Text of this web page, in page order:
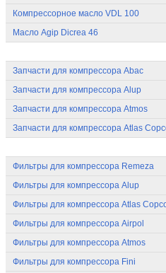
Компрессорное масло VDL 100
Масло Agip Dicrea 46
Запчасти для компрессора Abac
Запчасти для компрессора Alup
Запчасти для компрессора Atmos
Запчасти для компрессора Atlas
Фильтры для компрессора Remeza
Фильтры для компрессора Alup
Фильтры для компрессора Atlas
Фильтры для компрессора Airpol
Фильтры для компрессора Atmos
Фильтры для компрессора Fini